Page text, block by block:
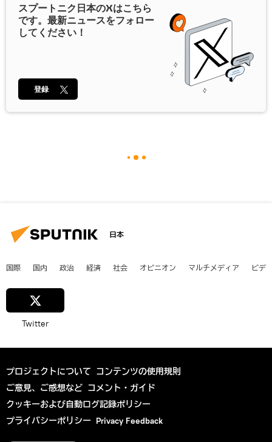
スプートニク日本のXはこちら
です。最新ニュースをフォロー
してください！
登録
日本
国際 国内 政治 経済 社会 オピニオン マルチメディア ビデ
Twitter
プロジェクトについて コンテンツの使用規則
ご意見、ご感想など コメント・ガイド
クッキーおよび自動ログ記録ポリシー
プライバシーポリシー Privacy Feedback